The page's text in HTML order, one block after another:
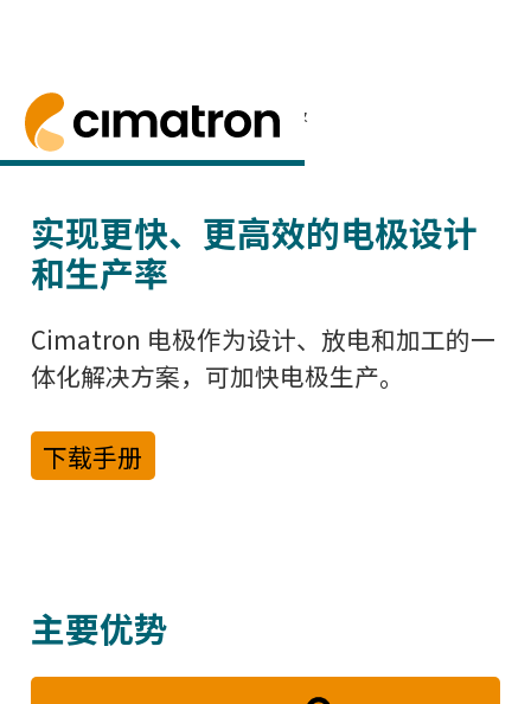
首页 > 产品与技术 > Cimatron电极
Cimatron 电极设计可实现快速高效的电极设计
Cimatron 电极设计
申请免费试用
实现更快、更高效的电极设计
和生产率
Cimatron 电极作为设计、放电和加工的一
体化解决方案，可加快电极生产。
下载手册
主要优势